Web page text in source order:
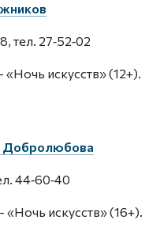
тел. 27‑52‑02
искусств» (12+).
Добролюбова
44‑60‑40
искусств» (16+).